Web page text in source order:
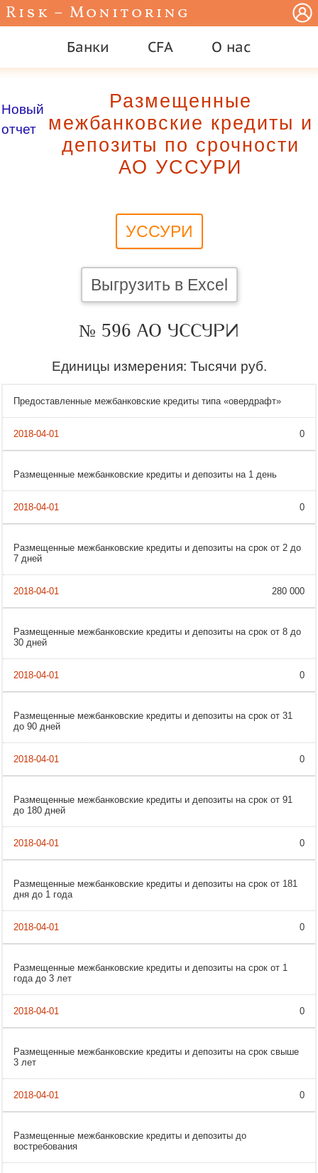
Risk – Monitoring
Банки CFA О нас
Новый
отчет
Размещенные
межбанковские кредиты и
депозиты по срочности
АО УССУРИ
УССУРИ
Выгрузить в Excel
№ 596 АО УССУРИ
Единицы измерения: Тысячи руб.
Предоставленные межбанковские кредиты типа «овердрафт»
0
Размещенные межбанковские кредиты и депозиты на 1 день
0
Размещенные межбанковские кредиты и депозиты на срок от 2 до
7 дней
280 000
Размещенные межбанковские кредиты и депозиты на срок от 8 до
30 дней
0
Размещенные межбанковские кредиты и депозиты на срок от 31
до 90 дней
0
Размещенные межбанковские кредиты и депозиты на срок от 91
до 180 дней
0
Размещенные межбанковские кредиты и депозиты на срок от 181
дня до 1 года
0
Размещенные межбанковские кредиты и депозиты на срок от 1
года до 3 лет
0
Размещенные межбанковские кредиты и депозиты на срок свыше
3 лет
0
Размещенные межбанковские кредиты и депозиты до
востребования